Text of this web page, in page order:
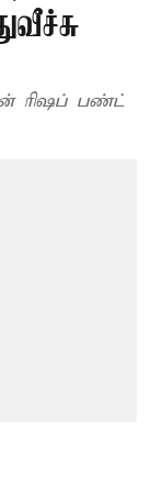
ரிஷப் பண்ட்